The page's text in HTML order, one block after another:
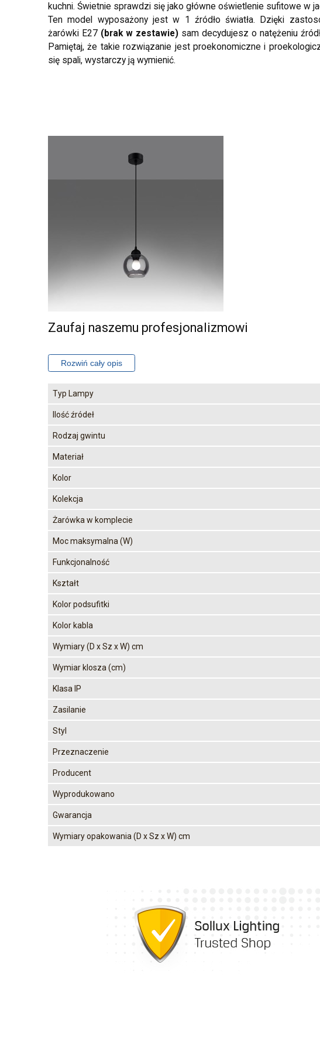
kuchni. Świetnie sprawdzi się jako główne oświetlenie sufitowe w
Ten model wyposażony jest w 1 źródło światła. Dzięki
żarówki E27 (brak w zestawie) sam decydujesz o natężeniu
Pamiętaj, że takie rozwiązanie jest proekonomiczne i
się spali, wystarczy ją wymienić.
Zaufaj naszemu profesjonalizmowi
Typ Lampy
Ilość źródeł
Rodzaj gwintu
Materiał
Kolor
Kolekcja
Żarówka w komplecie
Moc maksymalna (W)
Funkcjonalność
Kształt
Kolor podsufitki
Kolor kabla
Wymiary (D x Sz x W) cm
Wymiar klosza (cm)
Klasa IP
Zasilanie
Styl
Przeznaczenie
Producent
Wyprodukowano
Gwarancja
Wymiary opakowania (D x Sz x W) cm